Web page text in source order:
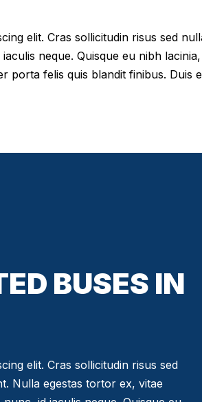
elit. Cras sollicitudin risus sed
neque. Quisque eu nibh
porta felis quis blandit finibus. Duis
BUSES IN
elit. Cras sollicitudin risus sed
Nulla egestas tortor ex, vitae